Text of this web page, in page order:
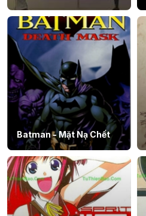
Batman - Mặt Nạ Chết